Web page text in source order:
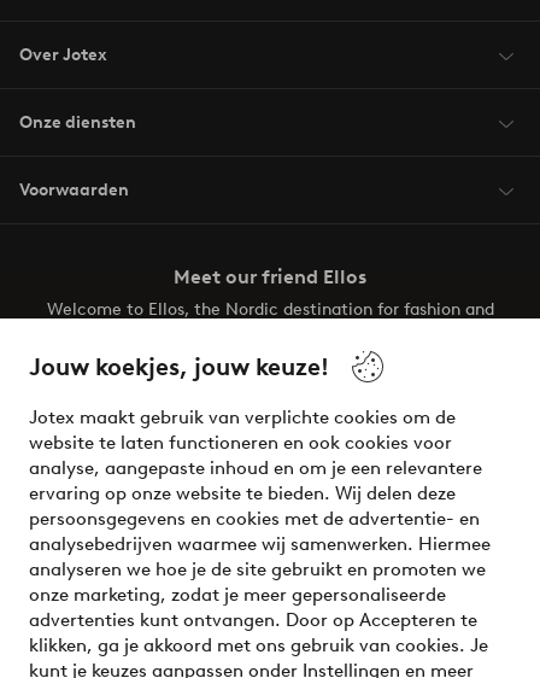
Jouw koekjes, jouw keuze!
Jotex maakt gebruik van verplichte cookies om de
website te laten functioneren en ook cookies voor
analyse, aangepaste inhoud en om je een relevantere
ervaring op onze website te bieden. Wij delen deze
persoonsgegevens en cookies met de advertentie- en
analysebedrijven waarmee wij samenwerken. Hiermee
analyseren we hoe je de site gebruikt en promoten we
onze marketing, zodat je meer gepersonaliseerde
advertenties kunt ontvangen. Door op Accepteren te
klikken, ga je akkoord met ons gebruik van cookies. Je
kunt je keuzes aanpassen onder Instellingen en meer
Over Jotex
Onze diensten
Voorwaarden
Meet our friend Ellos
Welcome to Ellos, the Nordic destination for fashion and
your wardrobe. Your next inspiring look is here!
Veilig betalen - Nu betalen of opsplitsen
Wil je meer weten over onze betaalopties?